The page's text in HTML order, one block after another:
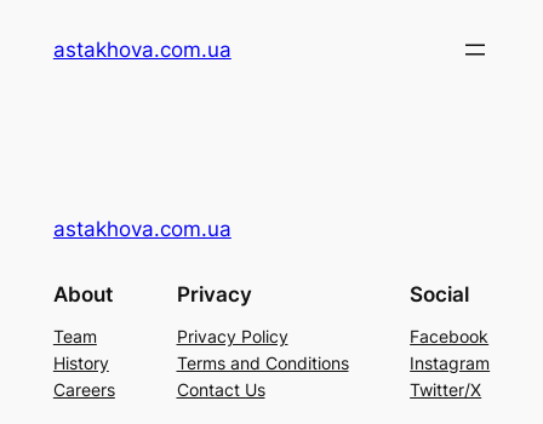
astakhova.com.ua
astakhova.com.ua
About
Team
History
Careers
Privacy
Privacy Policy
Terms and Conditions
Contact Us
Social
Facebook
Instagram
Twitter/X